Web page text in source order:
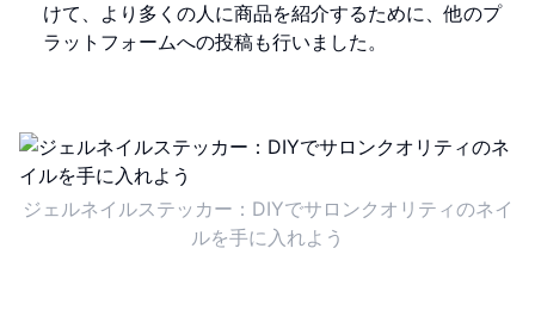
けて、より多くの人に商品を紹介するために、他のプ
ラットフォームへの投稿も行いました。
ジェルネイルステッカー：DIYでサロンクオリティのネイ
ルを手に入れよう